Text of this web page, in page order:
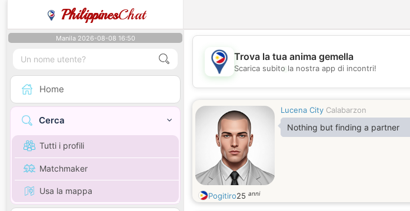
PhilippinesChat
Manila 2026-08-08 16:50
Home
Cerca
Tutti i profili
Matchmaker
Usa la mappa
💖
Trova la tua anima gemella
Scarica subito la nostra app di incontri!
Lucena City Calabarzon
Nothing but finding a partner
Pogitiro25 anni